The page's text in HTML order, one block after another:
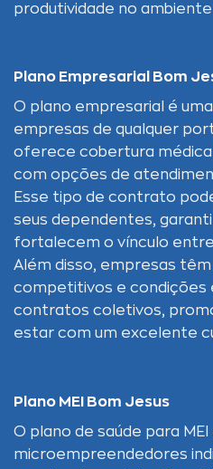
produtividade no
Plano Empresarial Bom
O plano empresarial é
empresas de qualquer
oferece cobertura
com opções de
Esse tipo de contrato
seus dependentes,
fortalecem o vínculo
Além disso, empresas
competitivos e condições
contratos coletivos,
estar com um excelente
Plano MEI Bom Jesus
O plano de saúde para
microempreendedores